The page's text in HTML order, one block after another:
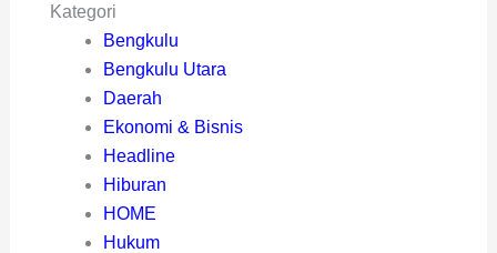
Kategori
Bengkulu
Bengkulu Utara
Daerah
Ekonomi & Bisnis
Headline
Hiburan
HOME
Hukum